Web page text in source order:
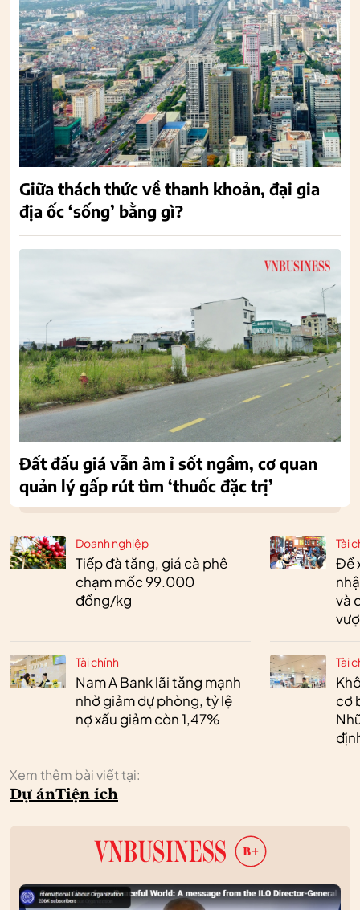
Doanh nghiệp
Tiếp đà tăng, giá cà phê
chạm mốc 99.000
đồng/kg
Tài chính
Nam A Bank lãi tăng mạnh
nhờ giảm dự phòng, tỷ lệ
nợ xấu giảm còn 1,47%
Tài
Đề
và
Tài
cơ
Xem thêm bài viết tại:
Dự ánTiện ích
Giữa thách thức về thanh khoản, đại gia
địa ốc ‘sống’ bằng gì?
Đất đấu giá vẫn âm ỉ sốt ngầm, cơ quan
quản lý gấp rút tìm ‘thuốc đặc trị’